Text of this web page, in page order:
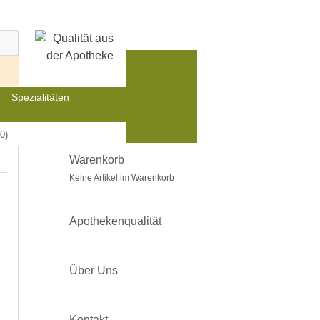
Spezialitäten
Warenkorb
Keine Artikel im Warenkorb
Apothekenqualität
Über Uns